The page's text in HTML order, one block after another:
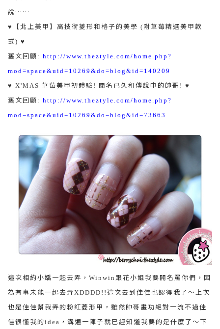
說……
♥ 【北上美甲】高技術菱形和格子的美學 ( 附草莓精選美甲款
式) ♥
舊文回顧 : http://www.theztyle.com/home.php?
mod=space&uid=10269&do=blog&id=140209
♥ X'MAS 草莓美甲初體驗 ! 聞名已久和傳說中的帥哥 ! ♥
舊文回顧 : http://www.theztyle.com/home.php?
mod=space&uid=10269&do=blog&id=73663
這次相約小嬌一起去弄， Winwin 跟花小姐我要開名罵你們，因
為有事未能一起去弄XDDDD!! 這次去到佳佳也認得我了～上次
也是佳佳幫我弄的粉紅菱形甲，雖然帥哥畫功絕對一流不過佳
佳很懂我的idea ，溝通一陣子就已經知道我要的是什麼了～下